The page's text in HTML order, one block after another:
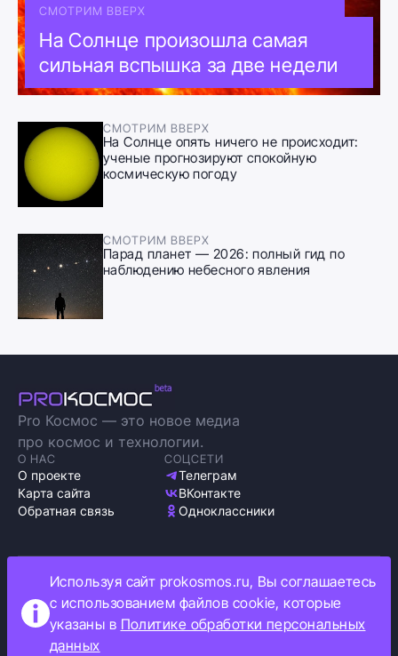
СМОТРИМ ВВЕРХ
На Солнце произошла самая
сильная вспышка за две недели
СМОТРИМ ВВЕРХ
На Солнце опять ничего не происходит:
ученые прогнозируют спокойную
космическую погоду
СМОТРИМ ВВЕРХ
Парад планет — 2026: полный гид по
наблюдению небесного явления
Pro Космос — это новое медиа
про космос и технологии.
О НАС
О проекте
Карта сайта
Обратная связь
СОЦСЕТИ
Телеграм
ВКонтакте
Одноклассники
Политика обработки персональных данных
Как мы используем cookie
Информация об ограничениях
Используя сайт prokosmos.ru, Вы соглашаетесь
с использованием файлов cookie, которые
указаны в Политике обработки персональных
данных